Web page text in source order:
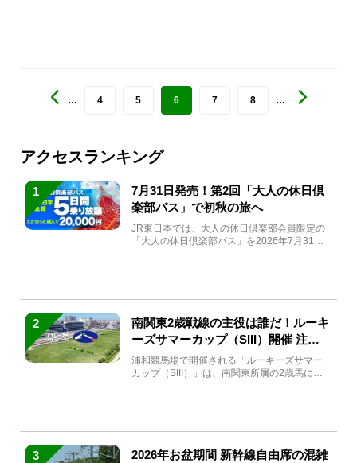
… 4 5 6 7 8 …
アクセスランキング
1
7月31日発売！第2回「大人の休日倶
楽部パス」で初秋の旅へ
JR東日本では、大人の休日倶楽部会員限定の
「大人の休日倶楽部パス」を2026年7月31日
2
南関東2歳戦線の主役は誰だ！ルーキ
ーズサマーカップ（SIII）開催 注目
馬と見どころをチェック
浦和競馬場で開催される「ルーキーズサマー
カップ（SIII）」は、南関東所属の2歳馬によ
3
2026年お盆期間 新幹線自由席の混雑